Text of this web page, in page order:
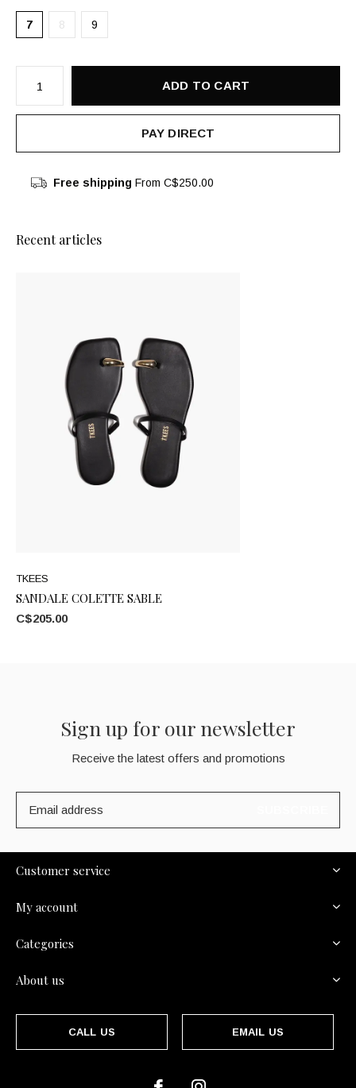
7 8 9
ADD TO CART
PAY DIRECT
Free shipping From C$250.00
Recent articles
TKEES
SANDALE COLETTE SABLE
C$205.00
Sign up for our newsletter
Receive the latest offers and promotions
Customer service
My account
Categories
About us
CALL US EMAIL US